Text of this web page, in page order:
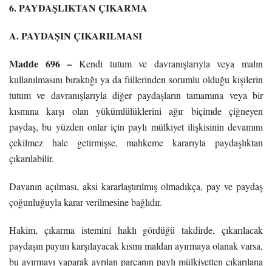
6. PAYDAŞLIKTAN ÇIKARMA
A. PAYDAŞIN ÇIKARILMASI
Madde 696 – Kendi tutum ve davranışlarıyla veya malın
kullanılmasını bıraktığı ya da fiillerinden sorumlu olduğu kişilerin
tutum ve davranışlarıyla diğer paydaşların tamamına veya bir
kısmına karşı olan yükümlülüklerini ağır biçimde çiğneyen
paydaş, bu yüzden onlar için paylı mülkiyet ilişkisinin devamını
çekilmez hale getirmişse, mahkeme kararıyla paydaşlıktan
çıkarılabilir.
Davanın açılması, aksi kararlaştırılmış olmadıkça, pay ve paydaş
çoğunluğuyla karar verilmesine bağlıdır.
Hakim, çıkarma istemini haklı gördüğü takdirde, çıkarılacak
paydaşın payını karşılayacak kısmı maldan ayırmaya olanak varsa,
bu ayırmayı yaparak ayrılan parçanın paylı mülkiyetten çıkarılana